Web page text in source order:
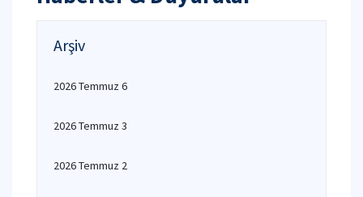
Arşiv
2026 Temmuz 6
2026 Temmuz 3
2026 Temmuz 2